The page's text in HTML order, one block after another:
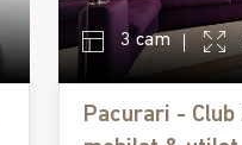
3 cam
Pacurari -